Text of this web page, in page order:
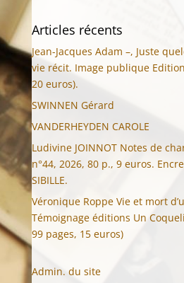
Articles récents
Jean-Jacques Adam –, Juste
vie récit. Image publique
20 euros).
SWINNEN Gérard
VANDERHEYDEN CAROLE
Ludivine JOINNOT Notes de
n°44, 2026, 80 p., 9 euros.
SIBILLE.
Véronique Roppe Vie et mort
Témoignage éditions Un
99 pages, 15 euros)
Admin. du site